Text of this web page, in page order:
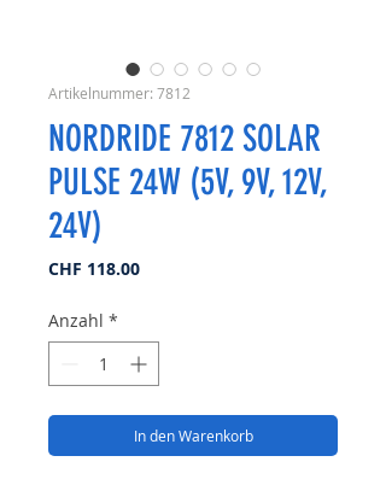
Artikelnummer: 7812
NORDRIDE 7812 SOLAR
PULSE 24W (5V, 9V, 12V,
24V)
CHF 118.00Preis
Anzahl *
In den Warenkorb